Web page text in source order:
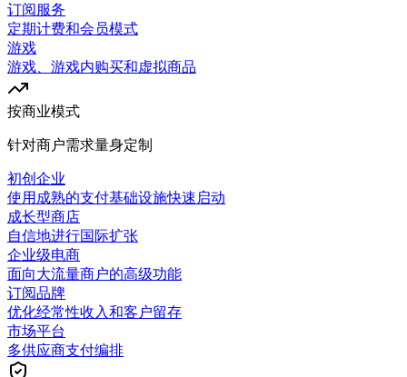
订阅服务
定期计费和会员模式
游戏
游戏、游戏内购买和虚拟商品
按商业模式
针对商户需求量身定制
初创企业
使用成熟的支付基础设施快速启动
成长型商店
自信地进行国际扩张
企业级电商
面向大流量商户的高级功能
订阅品牌
优化经常性收入和客户留存
市场平台
多供应商支付编排